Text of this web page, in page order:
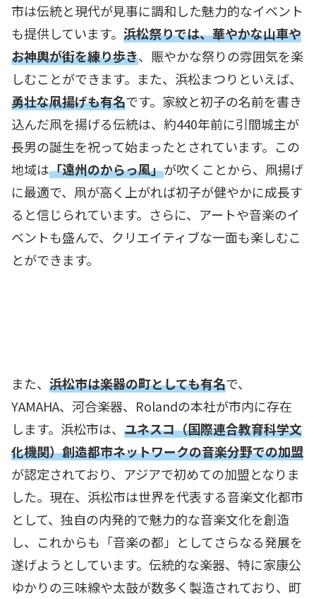
市は伝統と現代が見事に調和した魅力的なイベント
も提供しています。浜松祭りでは、華やかな山車や
お神輿が街を練り歩き、賑やかな祭りの雰囲気を楽
しむことができます。また、浜松まつりといえば、
勇壮な凧揚げも有名です。家紋と初子の名前を書き
込んだ凧を揚げる伝統は、約440年前に引間城主が
長男の誕生を祝って始まったとされています。この
地域は「遠州のからっ風」が吹くことから、凧揚げ
に最適で、凧が高く上がれば初子が健やかに成長す
ると信じられています。さらに、アートや音楽のイ
ベントも盛んで、クリエイティブな一面も楽しむこ
とができます。
また、浜松市は楽器の町としても有名で、
YAMAHA、河合楽器、Rolandの本社が市内に存在
します。浜松市は、ユネスコ（国際連合教育科学文
化機関）創造都市ネットワークの音楽分野での加盟
が認定されており、アジアで初めての加盟となりま
した。現在、浜松市は世界を代表する音楽文化都市
として、独自の内発的で魅力的な音楽文化を創造
し、これからも「音楽の都」としてさらなる発展を
遂げようとしています。伝統的な楽器、特に家康公
ゆかりの三味線や太鼓が数多く製造されており、町